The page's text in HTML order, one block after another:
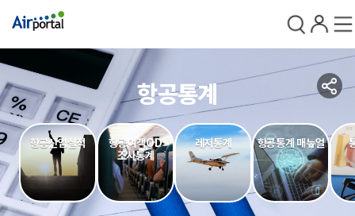
검색 로그인전
공
유
항공통계
항공산업실적
항공여객OD
조사통계
레저통계 항공통계 매뉴얼